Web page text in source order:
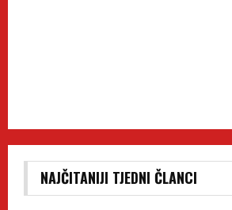
NAJČITANIJI TJEDNI ČLANCI